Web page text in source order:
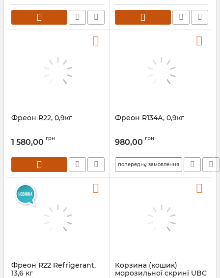
Фреон R22, 0,9кг
1 580,00 грн
Фреон R134А, 0,9кг
980,00 грн
попереднє замовлення
Фреон R22 Refrigerant,
13,6 кг
Корзина (кошик)
морозильної скрині UBC